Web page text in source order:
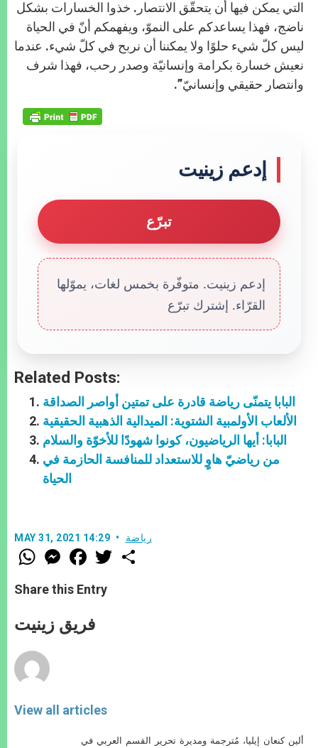
التي يمكن فيها أن يتحقّق الانتصار. خذوا الخسارات بشكل
ناضج، فهذا يساعدكم على النموّ، ويفهمكم أنّ في الحياة
ليس كلّ شيء حلوًا ولا يمكننا أن نربح في كلّ شيء. عندما
نعيش خسارة بكرامة وإنسانيّة وصدر رحب، فهذا شرف
وانتصار حقيقي وإنسانيّ”.
إدعم زينيت
تبرّع
إدعم زينيت. متوفّرة بخمس لغات، يموّلها
القرّاء. إشترك تبرّع
Related Posts:
البابا يتمنّى رياضة قادرة على تمتين أواصر الصداقة
الألعاب الأولمبية الشتوية: الميدالية الذهبية الحقيقية
البابا: أيها الرياضيون، كونوا شهودًا للأخوّة والسلام
من رياضيّ هاوٍ للاستعداد للمنافسة الحازمة في
الحياة
MAY 31, 2021 14:29 رياضة
W
h
t
s
p
p
M
e
s
e
g
e
F
a
e
b
o
k
w
Share this Entry
فريق زينيت
View all articles
ألين كنعان إيليا، مُترجمة ومديرة تحرير القسم العربي في